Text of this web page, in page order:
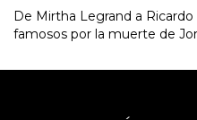
De Mirtha Legrand a
famosos por la muerte de